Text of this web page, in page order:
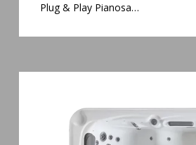
PlayPlug & Play Pianosa…